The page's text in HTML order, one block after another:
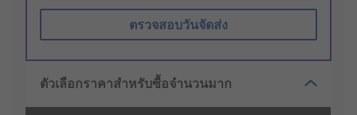
ตรวจสอบวันจัดส่ง
ตัวเลือกราคาสำหรับซื้อจำนวนมาก